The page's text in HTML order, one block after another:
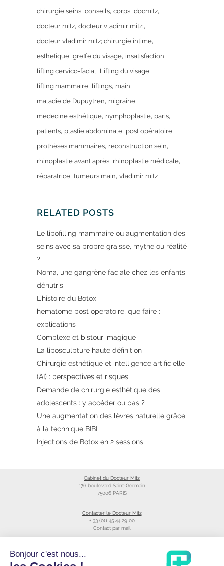
chirurgie seins conseils corps docmitz
docteur mitz docteur vladimir mitz;
docteur vladimir mitz; chirurgie intime
esthetique greffe du visage insatisfaction
lifting cervico-facial Lifting du visage
lifting mammaire liftings main
maladie de Dupuytren migraine
médecine esthétique nymphoplastie paris
patients plastie abdominale post opératoire
prothèses mammaires reconstruction sein
rhinoplastie avant après rhinoplastie médicale
réparatrice tumeurs main vladimir mitz
RELATED POSTS
Le lipofilling mammaire ou augmentation des
seins avec sa propre graisse, mythe ou réalité
?
Noma, une gangrène faciale chez les enfants
dénutris
L’histoire du Botox
hematome post operatoire, que faire :
explications
Complexe et bistouri magique
La liposculpture haute définition
Chirurgie esthétique et intelligence artificielle
(AI) : perspectives et risques
Demande de chirurgie esthétique des
adolescents : y accéder ou pas ?
Une augmentation des lèvres naturelle grâce
à la technique BIBI
Injections de Botox en 2 sessions
Cabinet du Docteur Mitz
176 boulevard Saint-Germain
75006 PARIS
Contacter le Docteur Mitz
+ 33 (0)1 45 44 29 00
Contact par mail
Bonjour c'est nous...